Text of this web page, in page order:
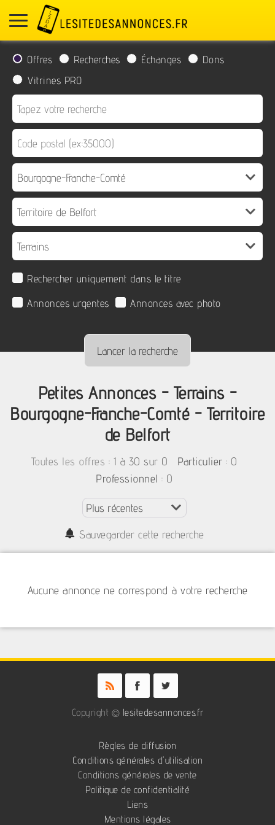
Offres Recherches Échanges
Dons
Vitrines PRO
Rechercher uniquement dans le titre
Annonces urgentes
Annonces avec photo
Petites Annonces - Terrains -
Bourgogne-Franche-Comté - Territoire
de Belfort
Toutes les offres : 1 à 30 sur 0 Particulier : 0
Professionnel : 0
Sauvegarder cette recherche
Aucune annonce ne correspond à votre recherche
Copyright © lesitedesannonces.fr
Règles de diffusion
Conditions générales d'utilisation
Conditions générales de vente
Politique de confidentialité
Liens
Mentions légales